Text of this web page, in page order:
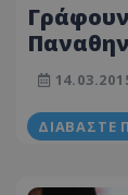
ΔΙΑΒΆΣΤΕ